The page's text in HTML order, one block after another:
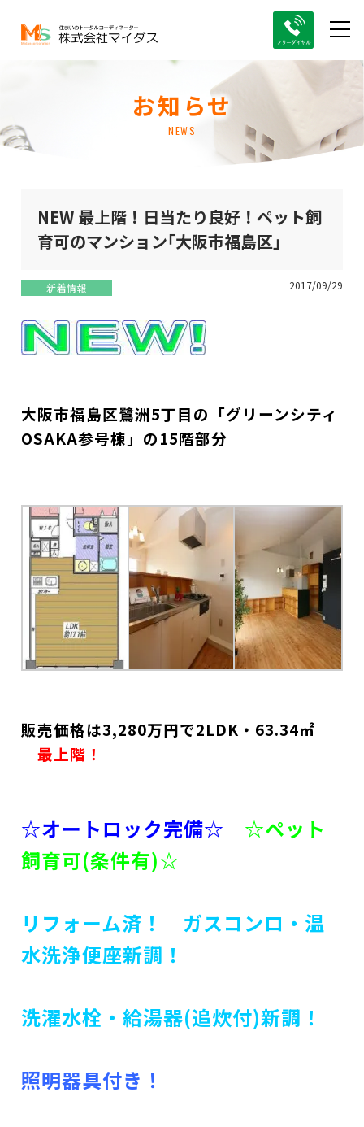
お知らせ
NEWS
NEW 最上階！日当たり良好！ペット飼
育可のマンション｢大阪市福島区｣
新着情報 2017/09/29
大阪市福島区鷺洲5丁目の「グリーンシティ
OSAKA参号棟」の15階部分
販売価格は3,280万円で2LDK・63.34㎡
最上階！
☆オートロック完備☆ ☆ペット
飼育可(条件有)☆
リフォーム済！ ガスコンロ・温
水洗浄便座新調！
洗濯水栓・給湯器(追炊付)新調！
照明器具付き！